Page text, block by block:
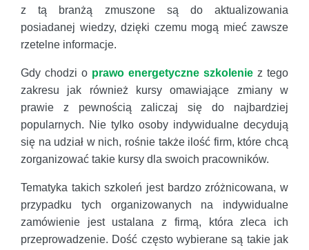
z tą branżą zmuszone są do aktualizowania
posiadanej wiedzy, dzięki czemu mogą mieć zawsze
rzetelne informacje.
Gdy chodzi o prawo energetyczne szkolenie z tego
zakresu jak również kursy omawiające zmiany w
prawie z pewnością zaliczaj się do najbardziej
popularnych. Nie tylko osoby indywidualne decydują
się na udział w nich, rośnie także ilość firm, które chcą
zorganizować takie kursy dla swoich pracowników.
Tematyka takich szkoleń jest bardzo zróżnicowana, w
przypadku tych organizowanych na indywidualne
zamówienie jest ustalana z firmą, która zleca ich
przeprowadzenie. Dość często wybierane są takie jak